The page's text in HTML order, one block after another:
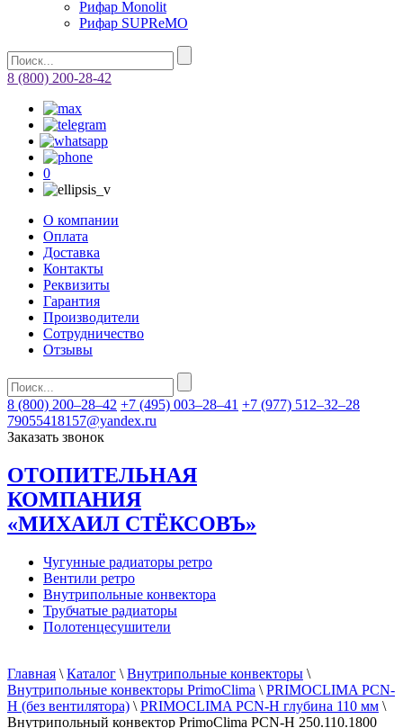
Рифар Monolit
Рифар SUPReMO
8 (800) 200-28-42
0
О компании
Оплата
Доставка
Контакты
Реквизиты
Гарантия
Производители
Сотрудничество
Отзывы
8 (800) 200–28–42 +7 (495) 003–28–41 +7 (977) 512–32–28
79055418157@yandex.ru
Заказать звонок
ОТОПИТЕЛЬНАЯ
КОМПАНИЯ
«МИХАИЛ СТЁКСОВЪ»
Чугунные радиаторы ретро
Вентили ретро
Внутрипольные конвектора
Трубчатые радиаторы
Полотенцесушители
Главная \ Каталог \ Внутрипольные конвекторы \
Внутрипольные конвекторы PrimoClima \ PRIMOCLIMA PCN-
H (без вентилятора) \ PRIMOCLIMA PCN-H глубина 110 мм \
Внутрипольный конвектор PrimoClima PCN-H 250.110.1800